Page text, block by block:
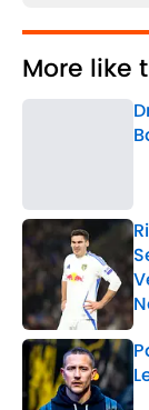
More like